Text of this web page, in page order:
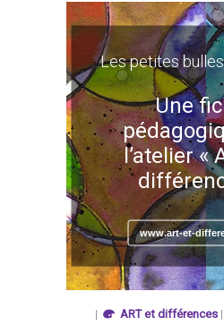
Les petites
Une
l’atelier «
www.art-et-
| ART et différences|